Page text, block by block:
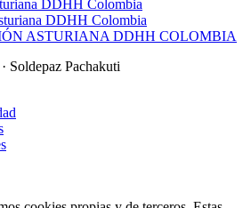
DDHH Colombia
DDHH Colombia
ASTURIANA DDHH COLOMBIA
Soldepaz Pachakuti